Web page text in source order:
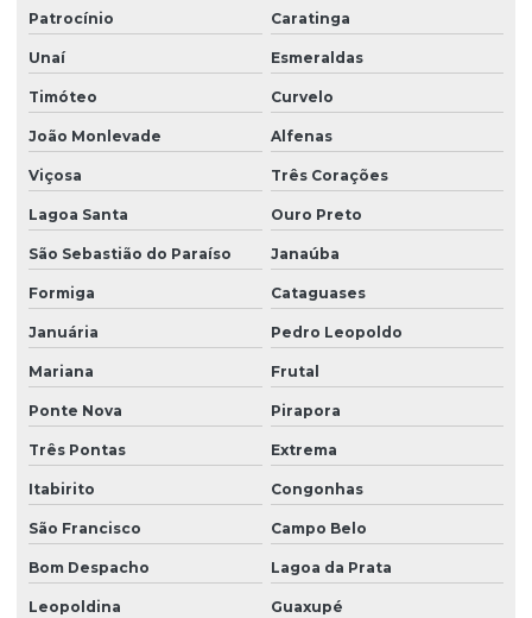
Patrocínio Caratinga
Unaí Esmeraldas
Timóteo Curvelo
João Monlevade Alfenas
Viçosa Três Corações
Lagoa Santa Ouro Preto
São Sebastião do Paraíso Janaúba
Formiga Cataguases
Januária Pedro Leopoldo
Mariana Frutal
Ponte Nova Pirapora
Três Pontas Extrema
Itabirito Congonhas
São Francisco Campo Belo
Bom Despacho Lagoa da Prata
Leopoldina Guaxupé